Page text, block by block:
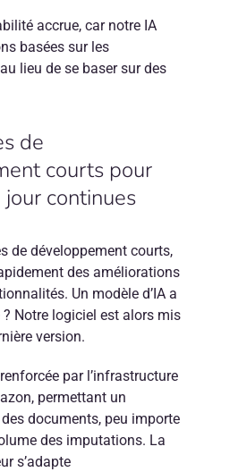
accrue, car notre IA
basées sur les
lieu de se baser sur des
de
courts pour
continues
de développement courts,
des améliorations
Un modèle d’IA a
Notre logiciel est alors mis
version.
par l’infrastructure
permettant un
documents, peu importe
des imputations. La
s’adapte